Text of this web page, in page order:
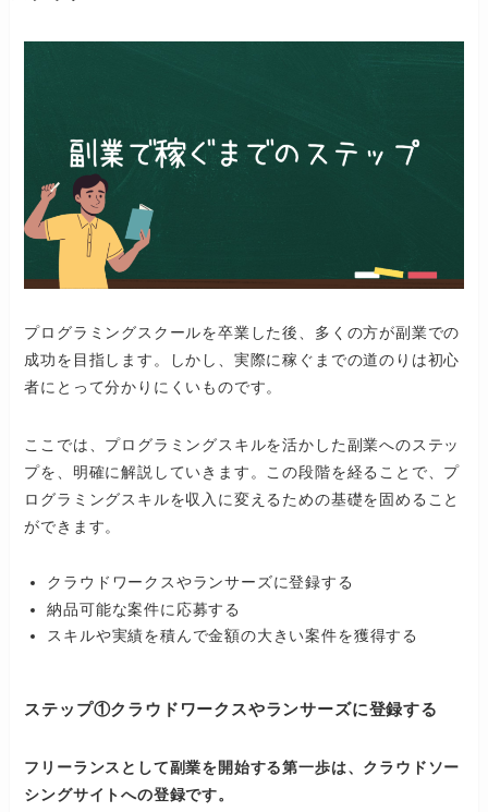
プログラミングスクールを卒業した後、多くの方が副業での
成功を目指します。しかし、実際に稼ぐまでの道のりは初心
者にとって分かりにくいものです。
ここでは、プログラミングスキルを活かした副業へのステッ
プを、明確に解説していきます。この段階を経ることで、プ
ログラミングスキルを収入に変えるための基礎を固めること
ができます。
クラウドワークスやランサーズに登録する
納品可能な案件に応募する
スキルや実績を積んで金額の大きい案件を獲得する
ステップ①クラウドワークスやランサーズに登録する
フリーランスとして副業を開始する第一歩は、クラウドソー
シングサイトへの登録です。